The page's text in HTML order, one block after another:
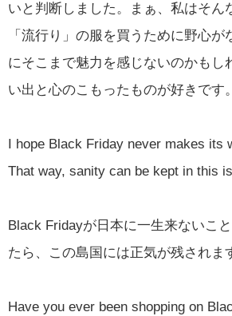
いと判断しました。まぁ、私はそん
「流行り」の服を買うために野心が
にそこまで魅力を感じないのかもし
い出と心のこもったものが好きです。
I hope Black Friday never makes its
That way, sanity can be kept in this
Black Fridayが日本に一生来ないこ
たら、この島国には正気が残されま
Have you ever been shopping on